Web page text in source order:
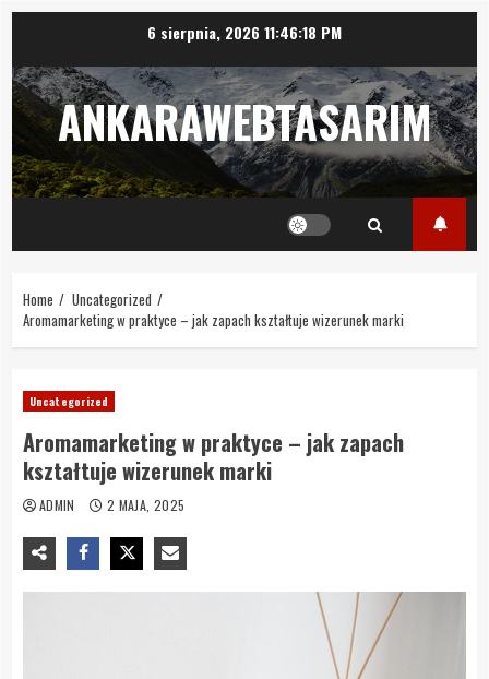
content
6 sierpnia, 2026 11:46:18 PM
ANKARAWEBTASARIM
Home
Uncategorized
Aromamarketing w praktyce – jak zapach kształtuje wizerunek marki
Uncategorized
Aromamarketing w praktyce – jak zapach
kształtuje wizerunek marki
ADMIN 2 MAJA, 2025